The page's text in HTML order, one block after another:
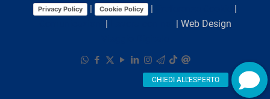
Privacy Policy | Cookie Policy |
|
|
| Web Design